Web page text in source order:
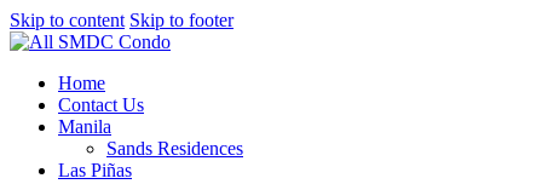
Skip to content Skip to footer
Home
Contact Us
Manila
Sands Residences
Las Piñas